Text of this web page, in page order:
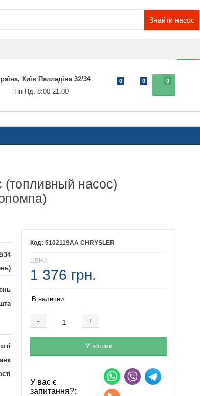
Знайти насос
Київ Палладіна 32/34
Пн-Нд. 8:00-21.00
0
0 0
(топливный насос)
5102119AA CHRYSLER
ЦЕНА
1 376 грн.
В наличии
- +
Добавляется...
У кошик
Добавлен
У вас є
запитання?:
34